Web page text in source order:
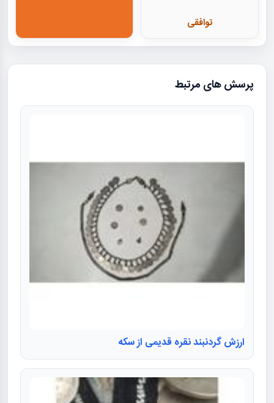
توافقی
پرسش های مرتبط
ارزش گردنبند نقره قدیمی از سکه